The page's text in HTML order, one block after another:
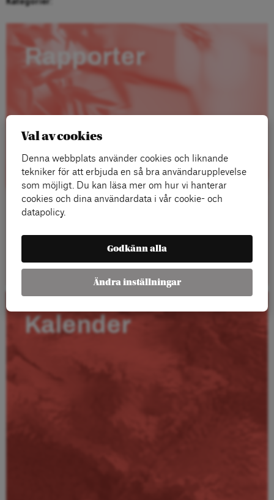
Rapporter
Kalender
Val av cookies
Denna webbplats använder cookies och liknande
tekniker för att erbjuda en så bra användarupplevelse
som möjligt. Du kan läsa mer om hur vi hanterar
cookies och dina användardata i vår cookie- och
datapolicy.
Godkänn alla
Ändra inställningar